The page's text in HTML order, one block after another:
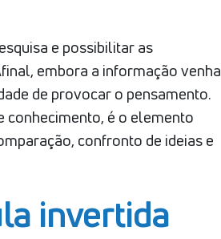
e possibilitar as
embora a informação venha
de provocar o pensamento.
conhecimento, é o elemento
confronto de ideias e
invertida